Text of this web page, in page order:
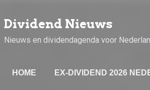
Dividend Nieuws
Nieuws en dividendagenda voor
HOME EX-DIVIDEND 2026